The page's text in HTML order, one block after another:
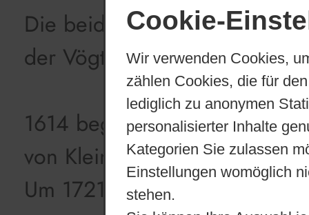
Cookie-
Wir verwenden Cookies,
zählen Cookies, die für
lediglich zu anonymen
personalisierter Inhalte
Kategorien Sie zulassen
Einstellungen womöglich
stehen.
Die beiden Dörfer standen
der Vögte von Weida und
1614 beginnen die
von Kleinbocka.
Um 1721 gab es bereits 16